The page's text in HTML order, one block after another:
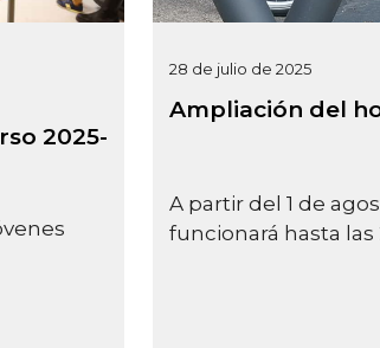
2025-
28 de julio de 2025
Ampliación del
A partir del 1 de
funcionará hasta